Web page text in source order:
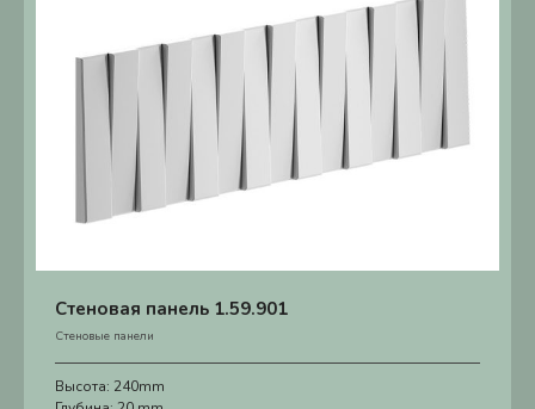
Стеновая панель 1.59.901
Стеновые панели
Высота: 240mm